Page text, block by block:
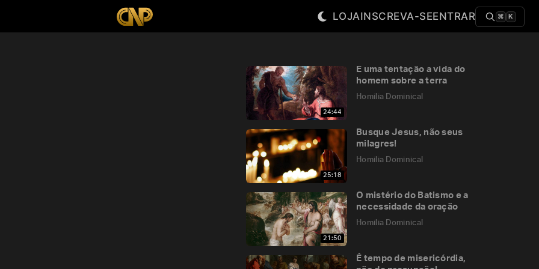
LOJAINSCREVA-SEENTRAR ⌘ K
24:44
É uma tentação a vida do
homem sobre a terra
Homilia Dominical
25:18
Busque Jesus, não seus
milagres!
Homilia Dominical
21:50
O mistério do Batismo e a
necessidade da oração
Homilia Dominical
É tempo de misericórdia,